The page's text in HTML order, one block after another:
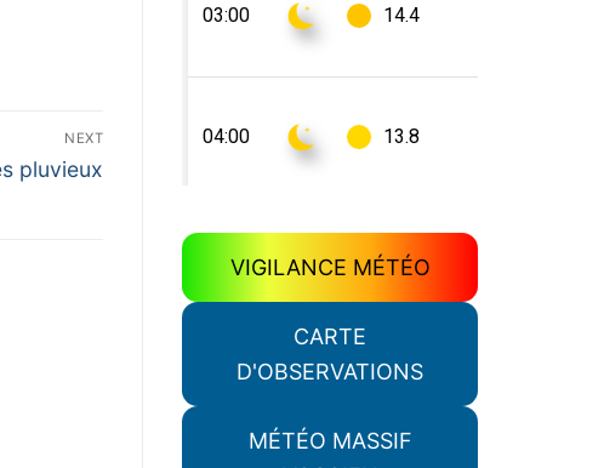
NEXT
pluvieux
VIGILANCE MÉTÉO
CARTE
D'OBSERVATIONS
MÉTÉO MASSIF